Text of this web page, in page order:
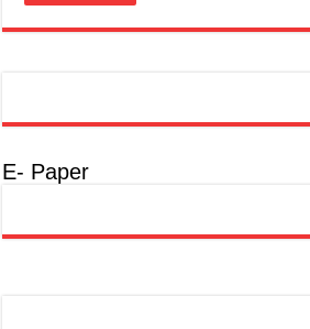
E- Paper